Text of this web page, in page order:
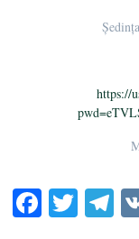
https://
Fa T